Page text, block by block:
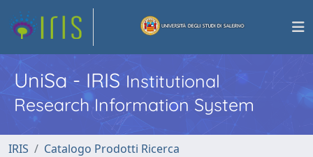
UniSa - IRISInstitutional
Research Information System
IRIS
Catalogo Prodotti Ricerca